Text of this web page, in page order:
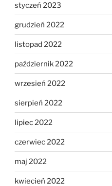
styczeń 2023
grudzień 2022
listopad 2022
październik 2022
wrzesień 2022
sierpień 2022
lipiec 2022
czerwiec 2022
maj 2022
kwiecień 2022